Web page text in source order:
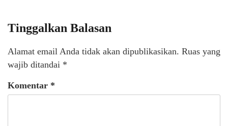
Tinggalkan Balasan
Alamat email Anda tidak akan dipublikasikan. Ruas yang
wajib ditandai *
Komentar *